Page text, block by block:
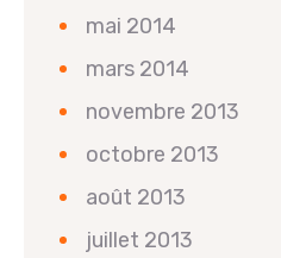
mai 2014
mars 2014
novembre 2013
octobre 2013
août 2013
juillet 2013